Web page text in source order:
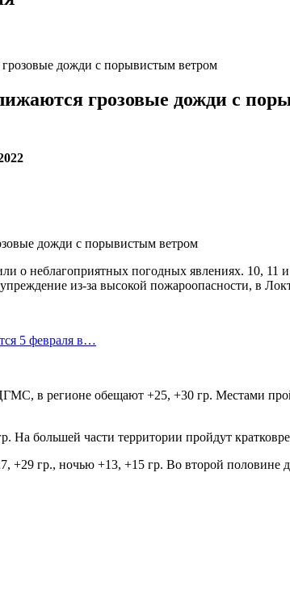
дожди с порывистым ветром
грозовые дожди с
о неблагоприятных погодных явлениях. 10, 11
из-за высокой пожароопасности, в
5 февраля в…
в регионе обещают +25, +30 гр. Местами
На большей части территории пройдут
+29 гр., ночью +13, +15 гр. Во второй половине